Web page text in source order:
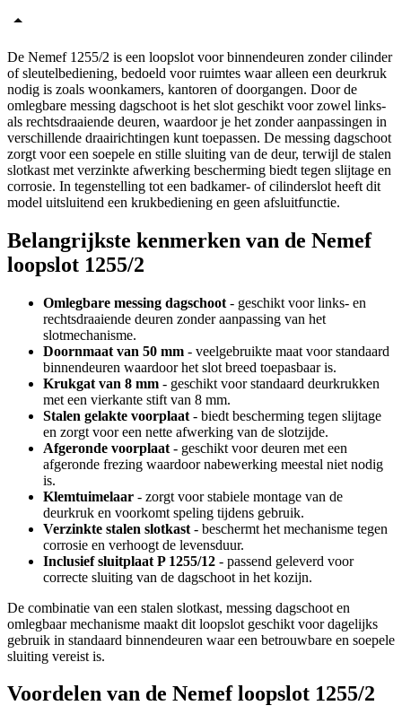
De Nemef 1255/2 is een loopslot voor binnendeuren zonder cilinder
of sleutelbediening, bedoeld voor ruimtes waar alleen een deurkruk
nodig is zoals woonkamers, kantoren of doorgangen. Door de
omlegbare messing dagschoot is het slot geschikt voor zowel links-
als rechtsdraaiende deuren, waardoor je het zonder aanpassingen in
verschillende draairichtingen kunt toepassen. De messing dagschoot
zorgt voor een soepele en stille sluiting van de deur, terwijl de stalen
slotkast met verzinkte afwerking bescherming biedt tegen slijtage en
corrosie. In tegenstelling tot een badkamer- of cilinderslot heeft dit
model uitsluitend een krukbediening en geen afsluitfunctie.
Belangrijkste kenmerken van de Nemef
loopslot 1255/2
Omlegbare messing dagschoot - geschikt voor links- en
rechtsdraaiende deuren zonder aanpassing van het
slotmechanisme.
Doornmaat van 50 mm - veelgebruikte maat voor standaard
binnendeuren waardoor het slot breed toepasbaar is.
Krukgat van 8 mm - geschikt voor standaard deurkrukken
met een vierkante stift van 8 mm.
Stalen gelakte voorplaat - biedt bescherming tegen slijtage
en zorgt voor een nette afwerking van de slotzijde.
Afgeronde voorplaat - geschikt voor deuren met een
afgeronde frezing waardoor nabewerking meestal niet nodig
is.
Klemtuimelaar - zorgt voor stabiele montage van de
deurkruk en voorkomt speling tijdens gebruik.
Verzinkte stalen slotkast - beschermt het mechanisme tegen
corrosie en verhoogt de levensduur.
Inclusief sluitplaat P 1255/12 - passend geleverd voor
correcte sluiting van de dagschoot in het kozijn.
De combinatie van een stalen slotkast, messing dagschoot en
omlegbaar mechanisme maakt dit loopslot geschikt voor dagelijks
gebruik in standaard binnendeuren waar een betrouwbare en soepele
sluiting vereist is.
Voordelen van de Nemef loopslot 1255/2